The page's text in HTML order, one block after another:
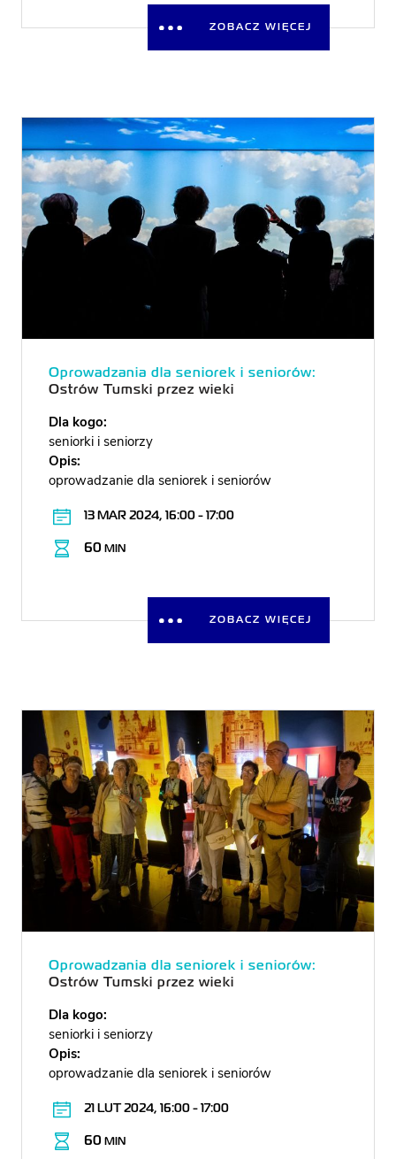
ZOBACZ WIĘCEJ
Oprowadzania dla seniorek i seniorów:
Ostrów Tumski przez wieki
Dla kogo:
seniorki i seniorzy
Opis:
oprowadzanie dla seniorek i seniorów
13 MAR 2024, 16:00 - 17:00
60 MIN
ZOBACZ WIĘCEJ
Oprowadzania dla seniorek i seniorów:
Ostrów Tumski przez wieki
Dla kogo:
seniorki i seniorzy
Opis:
oprowadzanie dla seniorek i seniorów
21 LUT 2024, 16:00 - 17:00
60 MIN